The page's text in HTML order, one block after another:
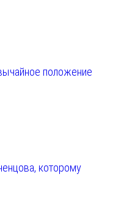
положение
которому